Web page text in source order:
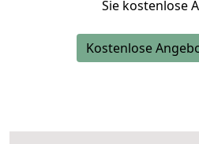
Sie kostenlose
Kostenlose